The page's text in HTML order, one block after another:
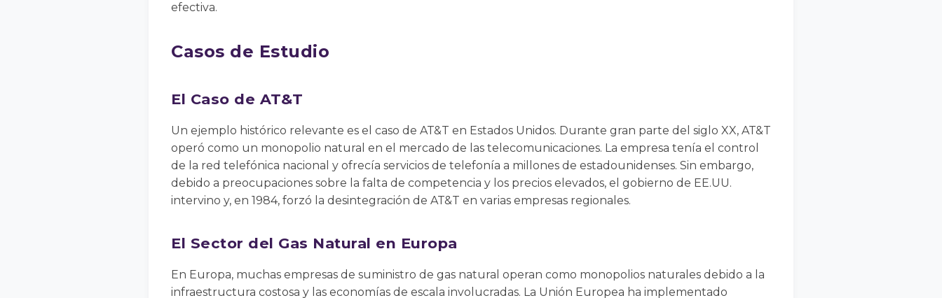
efectiva.
Casos de Estudio
El Caso de AT&T
Un ejemplo histórico relevante es el caso de AT&T en Estados Unidos. Durante gran parte del siglo XX, AT&T
operó como un monopolio natural en el mercado de las telecomunicaciones. La empresa tenía el control
de la red telefónica nacional y ofrecía servicios de telefonía a millones de estadounidenses. Sin embargo,
debido a preocupaciones sobre la falta de competencia y los precios elevados, el gobierno de EE.UU.
intervino y, en 1984, forzó la desintegración de AT&T en varias empresas regionales.
El Sector del Gas Natural en Europa
En Europa, muchas empresas de suministro de gas natural operan como monopolios naturales debido a la
infraestructura costosa y las economías de escala involucradas. La Unión Europea ha implementado